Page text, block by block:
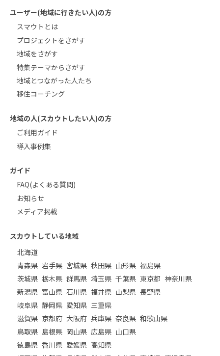
ユーザー(地域に行きたい人)の方
スマウトとは
プロジェクトをさがす
地域をさがす
特集テーマからさがす
地域とつながった人たち
移住コーチング
地域の人(スカウトしたい人)の方
ご利用ガイド
導入事例集
ガイド
FAQ(よくある質問)
お知らせ
メディア掲載
スカウトしている地域
北海道
青森県 岩手県 宮城県 秋田県 山形県 福島県
茨城県 栃木県 群馬県 埼玉県 千葉県 東京都 神奈川県
新潟県 富山県 石川県 福井県 山梨県 長野県
岐阜県 静岡県 愛知県 三重県
滋賀県 京都府 大阪府 兵庫県 奈良県 和歌山県
鳥取県 島根県 岡山県 広島県 山口県
徳島県 香川県 愛媛県 高知県